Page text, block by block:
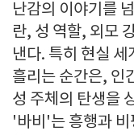
난감의 이야기를
란, 성 역할, 외모
낸다. 특히 현실
흘리는 순간은, 인
성 주체의 탄생을
'바비'는 흥행과 비